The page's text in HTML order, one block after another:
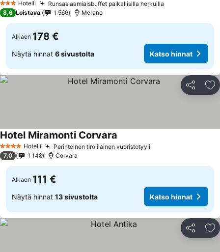
3 Tähtiluokitus
Hotelli Runsas aamiaisbuffet paikallisilla herkuilla
8,6 Loistava 1 566 Merano
Alkaen 178 €
Näytä hinnat 6 sivustolta Katso hinnat
Jaa
4 Tähtiluokitus
Hotelli Perinteinen tirolilainen vuoristotyyli
Hotel Miramonti Corvara
7,0 1 148 Corvara
Alkaen 111 €
Näytä hinnat 13 sivustolta Katso hinnat
Jaa